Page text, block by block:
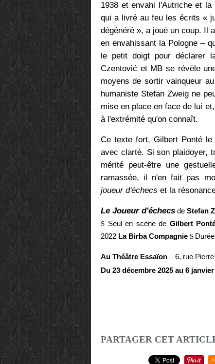
1938 et envahi l'Autriche et la
qui a livré au feu les écrits «
dégénéré », a joué un coup. Il
en envahissant la Pologne –
le petit doigt pour déclarer
Czentović et MB se révèle
moyens de sortir vainqueur
humaniste Stefan Zweig ne
mise en place en face de lui
à l'extrémité qu'on connaît.
Ce texte fort, Gilbert Ponté
avec clarté. Si son plaidoyer,
mérité peut-être une
ramassée, il n'en fait pas
joueur d'échecs et la
Le Joueur d'échecs de Stefan
S Seul en scène de Gilbert
2022 La Birba Compagnie S
Au Théâtre Essaïon – 6, rue
Du 23 décembre 2025 au 6 janvier
PARTAGER CET